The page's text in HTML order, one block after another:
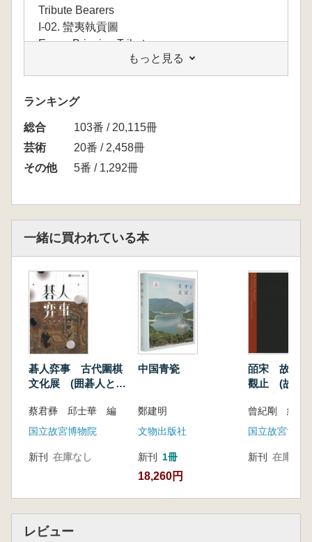
Tribute Bearers
I-02. 蠻夷執貢圖
Envoy Bringing Tribute
I-03. 摹梁元帝番客入朝圖
Copy of Emperor Yuan of Liang’s “Foreign
Guests Entering the Court”
I-04. 宋真宗半身像
Bust Portrait of Song Zhenzong
I-05. 契丹使朝聘
Khitan Envoys Visit the Court
I-06. 萬國職貢圖
All Nations Paying Homage to the Court, with
I-08. 瑞應圖
Auspicious Omens
I-09. 西番貢獅圖
Envoy with a Tribute Lion
I-10. 萬國來朝
All Nations Coming to Court
II. 十四至十九世紀的東亞世界
Century
II-01. 中國圖
II-02. 天下圖
Map of All-under-Heaven
II-03. 中國圖
Map of China
II-04. 職貢圖(一)
もっと見る
ランキング
総合
103番 / 20,115冊
芸術
20番 / 2,458冊
その他
5番 / 1,292冊
一緒に買われている本
碁人弈事 古代圍棋
文化展 (囲碁人と囲
化展)
蔡君彞 邱士華 編
国立故宮博物院
新刊 在庫なし
中国青瓷
鄭建明
文物出版社
新刊 1冊
18,260円
皕宋 故宮宋
觀止 (故宮
曾紀剛 編
国立故宮博物
新刊 在庫なし
レビュー